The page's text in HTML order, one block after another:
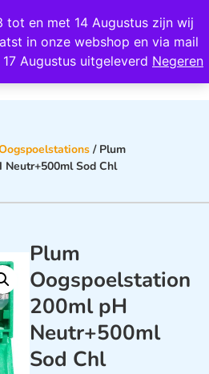
tot en met 14 Augustus zijn wij
in onze webshop en via mail
Augustus uitgeleverd Negeren
een 4,8 op Google
/ Plum
Sod Chl
Plum
Oogspoelstation
200ml pH
Neutr+500ml
Sod Chl